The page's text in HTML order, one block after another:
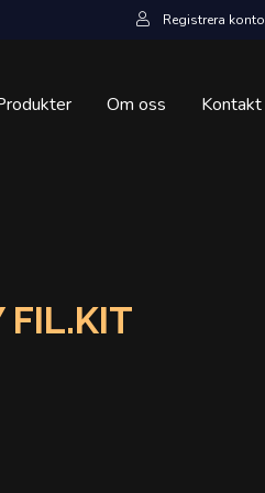
Registrera konto
Om oss Kontakt
FIL.KIT